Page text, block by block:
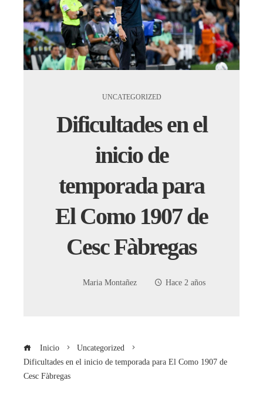
UNCATEGORIZED
Dificultades en el
inicio de
temporada para
El Como 1907 de
Cesc Fàbregas
Maria Montañez Hace 2 años
Inicio
Uncategorized
Dificultades en el inicio de temporada para El Como 1907 de
Cesc Fàbregas